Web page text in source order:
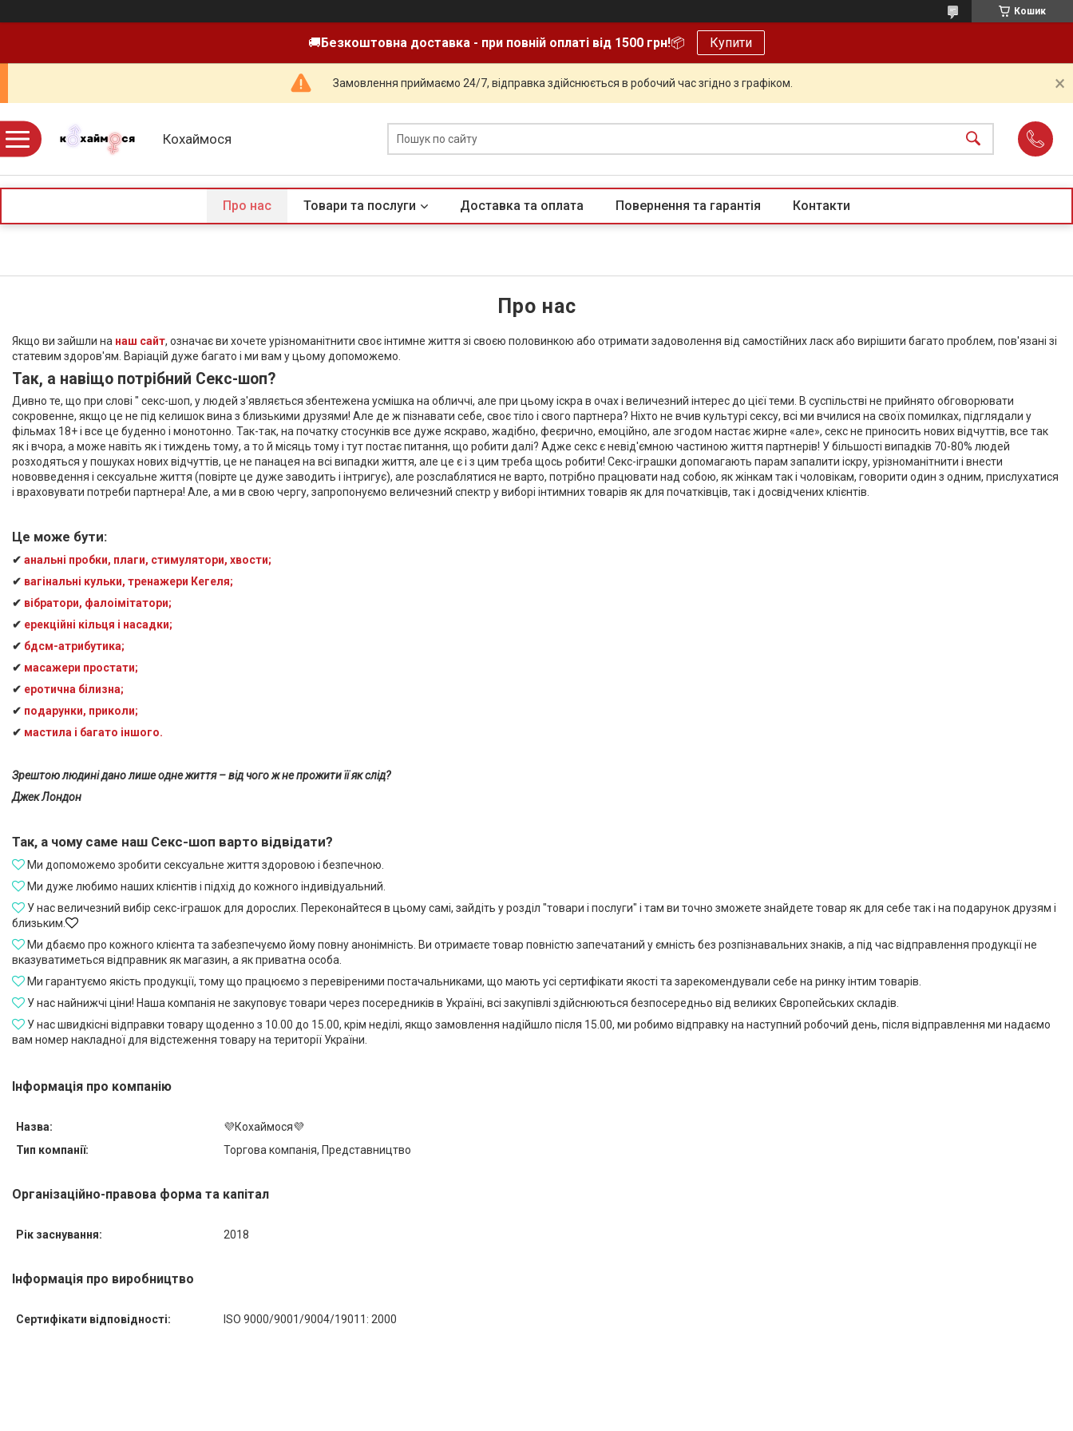
Кошик
🚚Безкоштовна доставка - при повній оплаті від 1500 грн!📦 Купити
Замовлення приймаємо 24/7, відправка здійснюється в робочий час згідно з графіком.
Кохаймося
Про нас Товари та послуги Доставка та оплата Повернення та гарантія Контакти
Про нас
Якщо ви зайшли на наш сайт, означає ви хочете урізноманітнити своє інтимне життя зі своєю половинкою або отримати задоволення від самостійних ласк або вирішити багато проблем, пов'язані зі
статевим здоров'ям. Варіацій дуже багато і ми вам у цьому допоможемо.
Так, а навіщо потрібний Секс-шоп?
Дивно те, що при слові " секс-шоп, у людей з'являється збентежена усмішка на обличчі, але при цьому іскра в очах і величезний інтерес до цієї теми. В суспільстві не прийнято обговорювати
сокровенне, якщо це не під келишок вина з близькими друзями! Але де ж пізнавати себе, своє тіло і свого партнера? Ніхто не вчив культурі сексу, всі ми вчилися на своїх помилках, підглядали у
фільмах 18+ і все це буденно і монотонно. Так-так, на початку стосунків все дуже яскраво, жадібно, феєрично, емоційно, але згодом настає жирне «але», секс не приносить нових відчуттів, все так
як і вчора, а може навіть як і тиждень тому, а то й місяць тому і тут постає питання, що робити далі? Адже секс є невід'ємною частиною життя партнерів! У більшості випадків 70-80% людей
розходяться у пошуках нових відчуттів, це не панацея на всі випадки життя, але це є і з цим треба щось робити! Секс-іграшки допомагають парам запалити іскру, урізноманітнити і внести
нововведення і сексуальне життя (повірте це дуже заводить і інтригує), але розслаблятися не варто, потрібно працювати над собою, як жінкам так і чоловікам, говорити один з одним, прислухатися
і враховувати потреби партнера! Але, а ми в свою чергу, запропонуємо величезний спектр у виборі інтимних товарів як для початківців, так і досвідчених клієнтів.
Це може бути:
✔ анальні пробки, плаги, стимулятори, хвости;
✔ вагінальні кульки, тренажери Кегеля;
✔ вібратори, фалоімітатори;
✔ ерекційні кільця і насадки;
✔ бдсм-атрибутика;
✔ масажери простати;
✔ еротична білизна;
✔ подарунки, приколи;
✔ мастила і багато іншого.
Зрештою людині дано лише одне життя – від чого ж не прожити її як слід?
Джек Лондон
Так, а чому саме наш Секс-шоп варто відвідати?
Ми допоможемо зробити сексуальне життя здоровою і безпечною.
Ми дуже любимо наших клієнтів і підхід до кожного індивідуальний.
У нас величезний вибір секс-іграшок для дорослих. Переконайтеся в цьому самі, зайдіть у розділ "товари і послуги" і там ви точно зможете знайдете товар як для себе так і на подарунок друзям і
близьким.
Ми дбаємо про кожного клієнта та забезпечуємо йому повну анонімність. Ви отримаєте товар повністю запечатаний у ємність без розпізнавальних знаків, а під час відправлення продукції не
вказуватиметься відправник як магазин, а як приватна особа.
Ми гарантуємо якість продукції, тому що працюємо з перевіреними постачальниками, що мають усі сертифікати якості та зарекомендували себе на ринку інтим товарів.
У нас найнижчі ціни! Наша компанія не закуповує товари через посередників в Україні, всі закупівлі здійснюються безпосередньо від великих Європейських складів.
У нас швидкісні відправки товару щоденно з 10.00 до 15.00, крім неділі, якщо замовлення надійшло після 15.00, ми робимо відправку на наступний робочий день, після відправлення ми надаємо
вам номер накладної для відстеження товару на території України.
Інформація про компанію
Назва:
💜Кохаймося💜
Тип компанії:
Торгова компанія, Представництво
Організаційно-правова форма та капітал
Рік заснування: 2018
Інформація про виробництво
Сертифікати відповідності: ISO 9000/9001/9004/19011: 2000